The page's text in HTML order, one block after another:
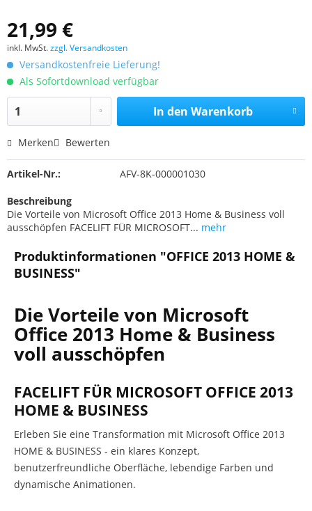
21,99 €
inkl. MwSt.zzgl. Versandkosten
Versandkostenfreie Lieferung!
Als Sofortdownload verfügbar
In den Warenkorb
Merken Bewerten
Artikel-Nr.: AFV-8K-000001030
Beschreibung
Die Vorteile von Microsoft Office 2013 Home & Business voll
ausschöpfen FACELIFT FÜR MICROSOFT... mehr
Produktinformationen "OFFICE 2013 HOME &
BUSINESS"
Die Vorteile von Microsoft
Office 2013 Home & Business
voll ausschöpfen
FACELIFT FÜR MICROSOFT OFFICE 2013
HOME & BUSINESS
Erleben Sie eine Transformation mit Microsoft Office 2013
HOME & BUSINESS - ein klares Konzept,
benutzerfreundliche Oberfläche, lebendige Farben und
dynamische Animationen.